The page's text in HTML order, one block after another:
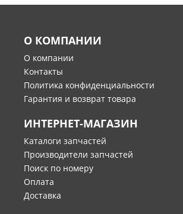
О КОМПАНИИ
О компании
Контакты
Политика конфиденциальности
Гарантия и возврат товара
ИНТЕРНЕТ-МАГАЗИН
Каталоги запчастей
Производители запчастей
Поиск по номеру
Оплата
Доставка